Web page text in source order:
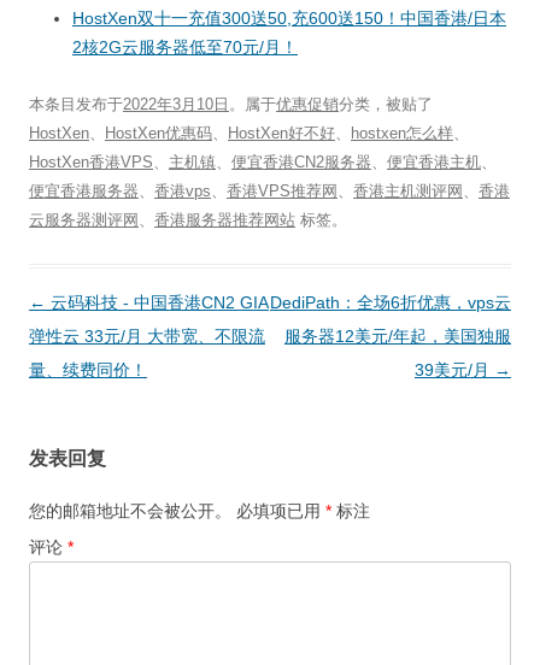
HostXen双十一充值300送50,充600送150！中国香港/日本
2核2G云服务器低至70元/月！
本条目发布于2022年3月10日 。属于优惠促销分类，被贴了
HostXen、 HostXen优惠码、 HostXen好不好、 hostxen怎么样、
HostXen香港VPS、 主机镇、 便宜香港CN2服务器、 便宜香港主机、
便宜香港服务器、 香港vps、 香港VPS推荐网 、 香港主机测评网 、 香港
云服务器测评网 、 香港服务器推荐网站 标签。
文
章
导
← 云码科技 - 中国香港CN2 GIA
弹性云 33元/月 大带宽、不限流
量、续费同价！
DediPath：全场6折优惠，vps云
服务器12美元/年起，美国独服
39美元/月 →
发表回复
您的邮箱地址不会被公开。 必填项已用 * 标注
评论 *